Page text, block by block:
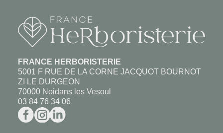
FRANCE HERBORISTERIE
5001 F RUE DE LA CORNE JACQUOT BOURNOT
ZI LE DURGEON
70000 Noidans les Vesoul
03 84 76 34 06